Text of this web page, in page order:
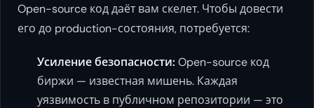
Open-source код даёт вам скелет. Чтобы довести
его до production-состояния, потребуется:
Усиление безопасности: Open-source код
биржи — известная мишень. Каждая
уязвимость в публичном репозитории — это